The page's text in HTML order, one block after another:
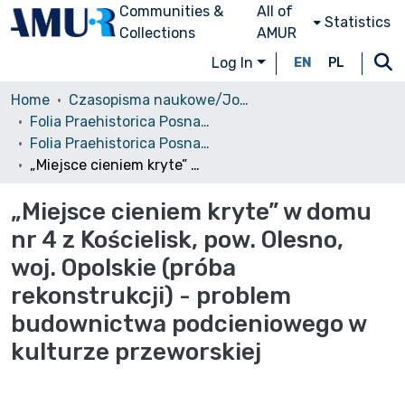
Communities &
Collections
All of
AMUR
Statistics
Log In EN PL
Home
Czasopisma naukowe/Journals
Folia Praehistorica Posnaniensia
Folia Praehistorica Posnaniensia, 2003, Tom X-XI
„Miejsce cieniem kryte” w domu nr 4 z Kościelisk, pow. Olesno, woj. Opolskie (próba rekonstrukcji) - problem budownictwa podcieniowego w kulturze przeworskiej
„Miejsce cieniem kryte” w domu
nr 4 z Kościelisk, pow. Olesno,
woj. Opolskie (próba
rekonstrukcji) - problem
budownictwa podcieniowego w
kulturze przeworskiej